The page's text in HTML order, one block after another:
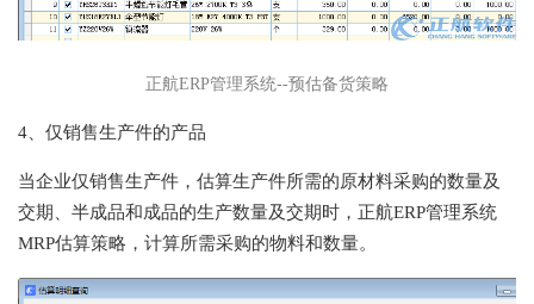
正航ERP管理系统--预估备货策略
4、仅销售生产件的产品
当企业仅销售生产件，估算生产件所需的原材料采购的数量及
交期、半成品和成品的生产数量及交期时，正航ERP管理系统
MRP估算策略，计算所需采购的物料和数量。